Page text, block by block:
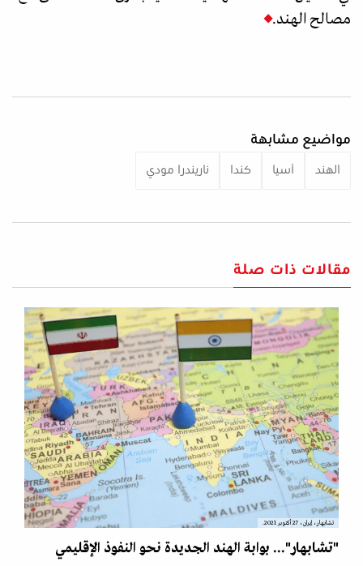
مصالح الهند.
مواضيع مشابهة
الهند آسيا كندا ناريندرا مودي
مقالات ذات صلة
تشابهار، إيران، 27 أكتوبر 2021.
"تشابهار"... بوابة الهند الجديدة نحو النفوذ الإقليمي